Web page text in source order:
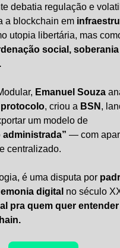
a blockchain em
utopia libertária, mas
social,
Emanuel Souza
, criou a BSN ,
administrada” — com
centralizado.
é uma disputa por
digital no século
pra quem quer